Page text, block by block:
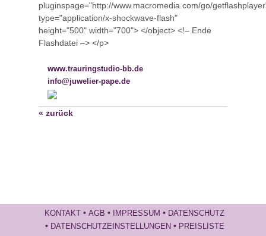
pluginspage="http://www.macromedia.com/go/
type="application/x-shockwave-flash"
height="500" width="700"> </object> <!– Ende
Flashdatei –> </p>
www.trauringstudio-bb.de
info@juwelier-pape.de
« zurück
KONTAKT • AGB • IMPRESSUM • DATENSCHUTZ
• DATENSCHUTZEINSTELLUNGEN • PREISLISTE